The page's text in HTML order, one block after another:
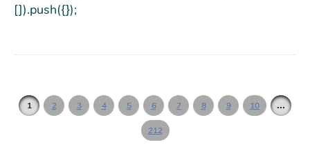
[]).push({});
1 2 3 4 5 6 7 8 9 10 ...
212